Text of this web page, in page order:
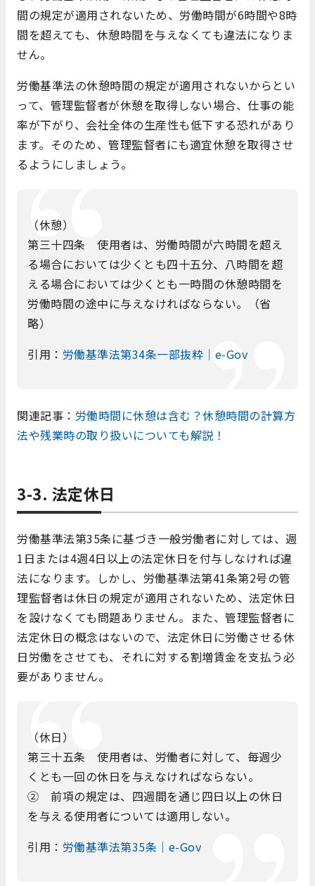
間の規定が適用されないため、労働時間が6時間や8時
間を超えても、休憩時間を与えなくても違法になりま
せん。
労働基準法の休憩時間の規定が適用されないからとい
って、管理監督者が休憩を取得しない場合、仕事の能
率が下がり、会社全体の生産性も低下する恐れがあり
ます。そのため、管理監督者にも適宜休憩を取得させ
るようにしましょう。
（休憩）
第三十四条 使用者は、労働時間が六時間を超え
る場合においては少くとも四十五分、八時間を超
える場合においては少くとも一時間の休憩時間を
労働時間の途中に与えなければならない。（省
略）
引用： 労働基準法第34条一部抜粋｜e-Gov
関連記事： 労働時間に休憩は含む？休憩時間の計算方
法や残業時の取り扱いについても解説！
3-3. 法定休日
労働基準法第35条に基づき一般労働者に対しては、週
1日または4週4日以上の法定休日を付与しなければ違
法になります。しかし、労働基準法第41条第2号の管
理監督者は休日の規定が適用されないため、法定休日
を設けなくても問題ありません。また、管理監督者に
法定休日の概念はないので、法定休日に労働させる休
日労働をさせても、それに対する割増賃金を支払う必
要がありません。
（休日）
第三十五条 使用者は、労働者に対して、毎週少
くとも一回の休日を与えなければならない。
② 前項の規定は、四週間を通じ四日以上の休日
を与える使用者については適用しない。
引用： 労働基準法第35条｜e-Gov